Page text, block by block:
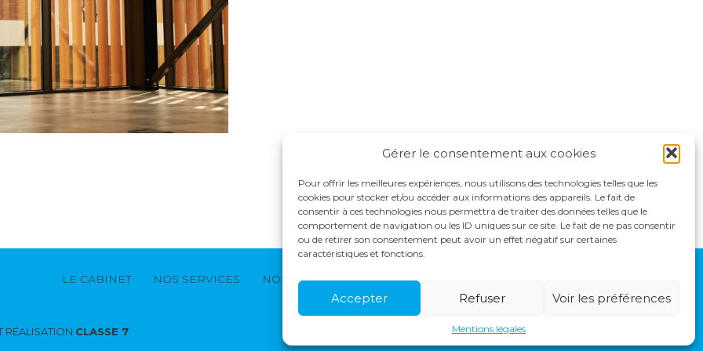
Gérer le consentement aux cookies
Pour offrir les meilleures expériences, nous utilisons des technologies telles que les
cookies pour stocker et/ou accéder aux informations des appareils. Le fait de
consentir à ces technologies nous permettra de traiter des données telles que le
comportement de navigation ou les ID uniques sur ce site. Le fait de ne pas consentir
ou de retirer son consentement peut avoir un effet négatif sur certaines
caractéristiques et fonctions.
Accepter Refuser Voir les préférences
Mentions légales
Footer
LE CABINET NOS SERVICES NOS SOLUTIONS ACTUALITÉS
RÉALISATION CLASSE 7